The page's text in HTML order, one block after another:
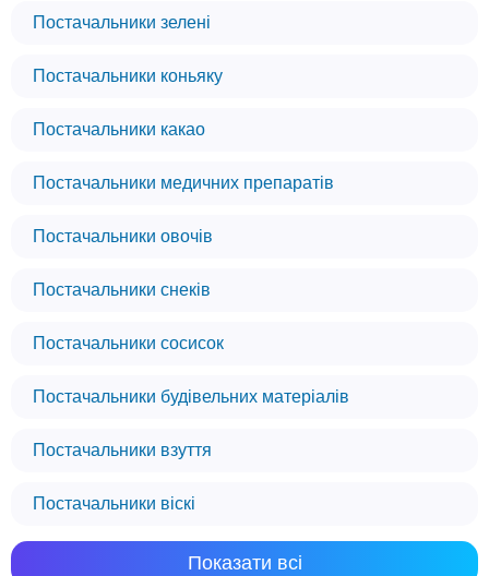
Постачальники зелені
Постачальники коньяку
Постачальники какао
Постачальники медичних препаратів
Постачальники овочів
Постачальники снеків
Постачальники сосисок
Постачальники будівельних матеріалів
Постачальники взуття
Постачальники віскі
Показати всі